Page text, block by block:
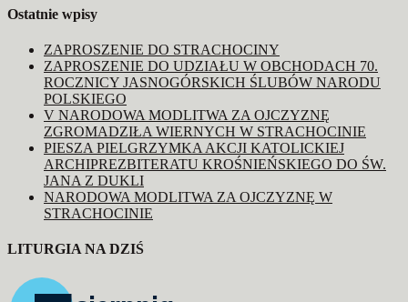
Ostatnie wpisy
ZAPROSZENIE DO STRACHOCINY
ZAPROSZENIE DO UDZIAŁU W OBCHODACH 70.
ROCZNICY JASNOGÓRSKICH ŚLUBÓW NARODU
POLSKIEGO
V NARODOWA MODLITWA ZA OJCZYZNĘ
ZGROMADZIŁA WIERNYCH W STRACHOCINIE
PIESZA PIELGRZYMKA AKCJI KATOLICKIEJ
ARCHIPREZBITERATU KROŚNIEŃSKIEGO DO ŚW.
JANA Z DUKLI
NARODOWA MODLITWA ZA OJCZYZNĘ W
STRACHOCINIE
LITURGIA NA DZIŚ